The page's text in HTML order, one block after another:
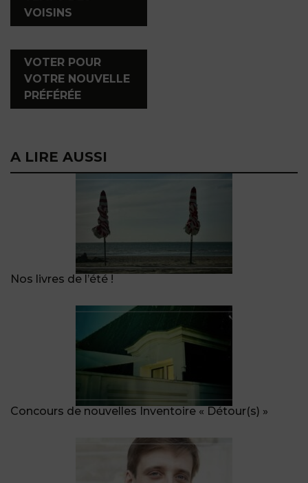
VOISINS
VOTER POUR
VOTRE NOUVELLE
PRÉFÉRÉE
A LIRE AUSSI
Nos livres de l’été !
Concours de nouvelles Inventoire « Détour(s) »